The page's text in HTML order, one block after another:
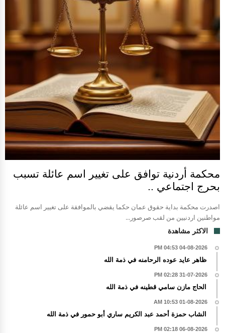
محكمة أردنية توافق على تغيير اسم عائلة تسبب
بحرج اجتماعي ..
اصدرت محكمة بداية حقوق عمان حكما يقضي بالموافقة على تغيير اسم عائلة
مواطنين اردنيين من لقب صرصور...
الاكثر مشاهدة
04-08-2026 04:53 PM
ظاهر عايد عوده الرحامنه في ذمة الله
31-07-2026 02:28 PM
الحاج مازن سامي قطينه في ذمة الله
01-08-2026 10:53 AM
الشاب حمزة أحمد عبد الكريم ساري أبو حمور في ذمة الله
06-08-2026 02:18 PM